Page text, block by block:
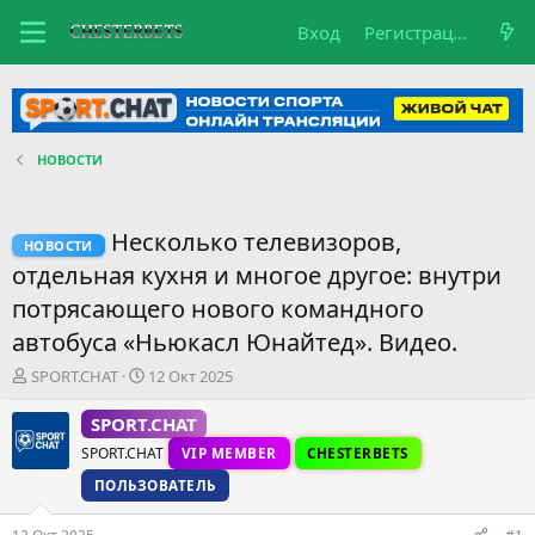
Вход Регистрация
НОВОСТИ
НОВОСТИ
Несколько телевизоров,
отдельная кухня и многое другое: внутри
потрясающего нового командного
автобуса «Ньюкасл Юнайтед». Видео.
А
т
о
е
м
SPORT.CHAT
Д
т
а
н
а
ч
12 Окт 2025
SPORT.CHAT
SPORT.CHAT VIP MEMBER
CHESTERBETS
ПОЛЬЗОВАТЕЛЬ